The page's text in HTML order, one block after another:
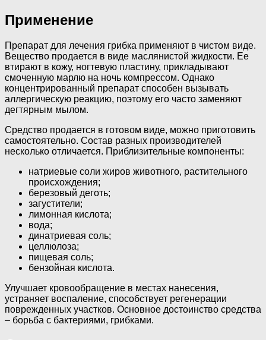
Применение
Препарат для лечения грибка применяют в чистом виде.
Вещество продается в виде маслянистой жидкости. Ее
втирают в кожу, ногтевую пластину, прикладывают
смоченную марлю на ночь компрессом. Однако
концентрированный препарат способен вызывать
аллергическую реакцию, поэтому его часто заменяют
дегтярным мылом.
Средство продается в готовом виде, можно приготовить
самостоятельно. Состав разных производителей
несколько отличается. Приблизительные компоненты:
натриевые соли жиров животного, растительного
происхождения;
березовый деготь;
загустители;
лимонная кислота;
вода;
динатриевая соль;
целлюлоза;
пищевая соль;
бензойная кислота.
Улучшает кровообращение в местах нанесения,
устраняет воспаление, способствует регенерации
поврежденных участков. Основное достоинство средства
– борьба с бактериями, грибками.